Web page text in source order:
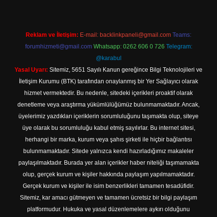
Reklam ve İletişim: E-mail: backlinkpaneli@gmail.com Teams:
forumhizmeti@gmail.com Whatsapp: 0262 606 0 726 Telegram:
@karabul
Yasal Uyarı: Sitemiz, 5651 Sayılı Kanun gereğince Bilgi Teknolojileri ve
İletişim Kurumu (BTK) tarafından onaylanmış bir Yer Sağlayıcı olarak
hizmet vermektedir. Bu nedenle, sitedeki içerikleri proaktif olarak
denetleme veya araştırma yükümlülüğümüz bulunmamaktadır. Ancak,
üyelerimiz yazdıkları içeriklerin sorumluluğunu taşımakta olup, siteye
üye olarak bu sorumluluğu kabul etmiş sayılırlar. Bu internet sitesi,
herhangi bir marka, kurum veya şahıs şirketi ile hiçbir bağlantısı
bulunmamaktadır. Sitede yalnızca kendi hazırladığımız makaleler
paylaşılmaktadır. Burada yer alan içerikler haber niteliği taşımamakta
olup, gerçek kurum ve kişiler hakkında paylaşım yapılmamaktadır.
Gerçek kurum ve kişiler ile isim benzerlikleri tamamen tesadüfidir.
Sitemiz, kar amacı gütmeyen ve tamamen ücretsiz bir bilgi paylaşım
platformudur. Hukuka ve yasal düzenlemelere aykırı olduğunu